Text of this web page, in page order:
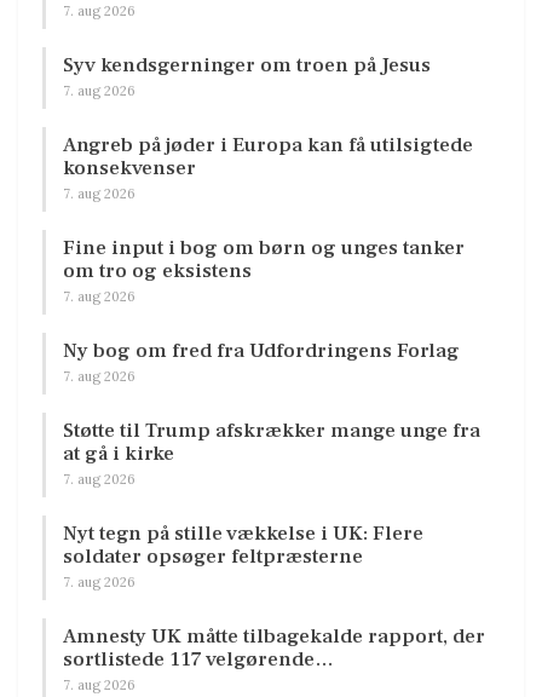
7. aug 2026
Syv kendsgerninger om troen på Jesus
7. aug 2026
Angreb på jøder i Europa kan få utilsigtede
konsekvenser
7. aug 2026
Fine input i bog om børn og unges tanker
om tro og eksistens
7. aug 2026
Ny bog om fred fra Udfordringens Forlag
7. aug 2026
Støtte til Trump afskrækker mange unge fra
at gå i kirke
7. aug 2026
Nyt tegn på stille vækkelse i UK: Flere
soldater opsøger feltpræsterne
7. aug 2026
Amnesty UK måtte tilbagekalde rapport, der
sortlistede 117 velgørende…
7. aug 2026